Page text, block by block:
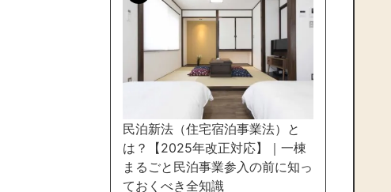
民泊新法（住宅宿泊事業法）と
は？【2025年改正対応】｜一棟
まるごと民泊事業参入の前に知っ
ておくべき全知識